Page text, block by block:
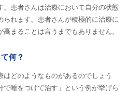
。患者さんは治療において自分の状態
られます。患者さんが積極的に治療に
まることは言うまでもありません。
何？
はどのようなものがあるのでしょう
で唾をつけて治す」という例が挙げら